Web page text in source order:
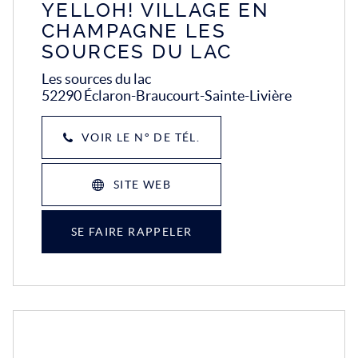
YELLOH! VILLAGE EN
CHAMPAGNE LES
SOURCES DU LAC
Les sources du lac
52290 Éclaron-Braucourt-Sainte-Livière
VOIR LE N° DE TÉL.
SITE WEB
SE FAIRE RAPPELER